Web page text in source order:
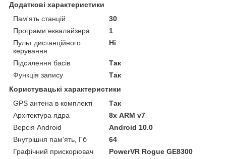
Додаткові характеристики
Пам'ять станцій
30
Програми еквалайзера
1
Пульт дистанційного
керування
Ні
Підсилення басів
Так
Функція запису
Так
Користувацькi характеристики
GPS антена в комплекті
Так
Архітектура ядра
8х ARM v7
Версія Android
Android 10.0
Внутрішня пам'ять, Гб
64
Графічний прискорювач
PowerVR Rogue GE8300